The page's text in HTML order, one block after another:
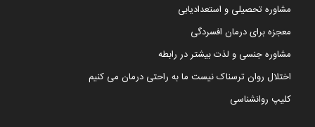
مشاوره تحصیلی و استعدادیابی
معجزه برای درمان افسردگی
مشاوره جنسی و لذت بیشتر در رابطه
اختلال روان ترسناک نیست ما به راحتی درمان می کنیم
کلیپ روانشناسی